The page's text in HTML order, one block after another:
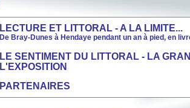
LECTURE ET LITTORAL - A LA LIMITE...
De Bray-Dunes à Hendaye pendant un an à pied, en
LE SENTIMENT DU LITTORAL - LA
L'EXPOSITION
PARTENAIRES